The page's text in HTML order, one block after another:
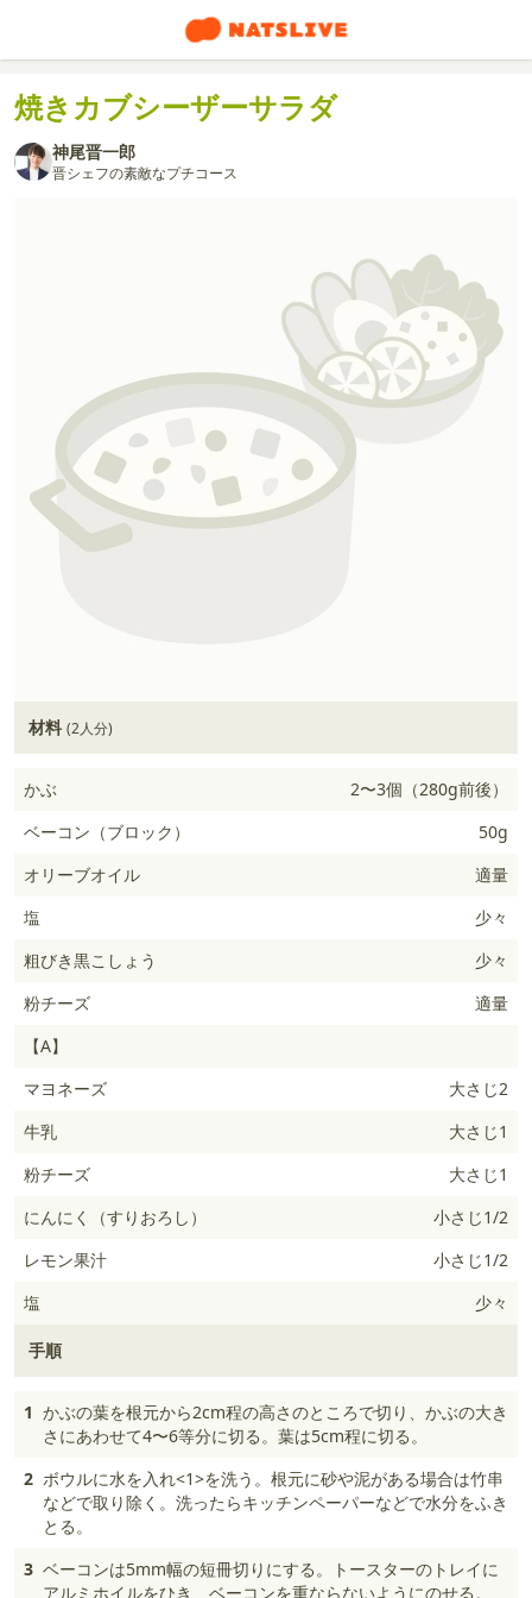
焼きカブシーザーサラダ
神尾晋一郎
晋シェフの素敵なプチコース
材料 (2人分)
かぶ
2〜3個（280g前後）
ベーコン（ブロック）
50g
オリーブオイル
適量
塩
少々
粗びき黒こしょう
少々
粉チーズ
適量
【A】
マヨネーズ
大さじ2
牛乳
大さじ1
粉チーズ
大さじ1
にんにく（すりおろし）
小さじ1/2
レモン果汁
小さじ1/2
塩
少々
手順
1 かぶの葉を根元から2cm程の高さのところで切り、かぶの大き
さにあわせて4〜6等分に切る。葉は5cm程に切る。
2 ボウルに水を入れ<1>を洗う。根元に砂や泥がある場合は竹串
などで取り除く。洗ったらキッチンペーパーなどで水分をふき
とる。
3 ベーコンは5mm幅の短冊切りにする。トースターのトレイに
アルミホイルをひき、ベーコンを重ならないようにのせる。